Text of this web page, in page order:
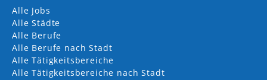
Alle Jobs
Alle Städte
Alle Berufe
Alle Berufe nach Stadt
Alle Tätigkeitsbereiche
Alle Tätigkeitsbereiche nach Stadt